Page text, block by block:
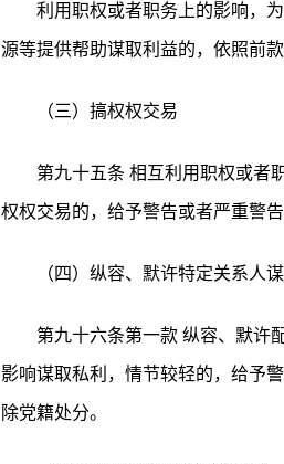
利用职权或者职务上的影响，
源等提供帮助谋取利益的，依照前款
（三）搞权权交易
第九十五条 相互利用职权或者
权权交易的，给予警告或者严重警
（四）纵容、默许特定关系人
第九十六条第一款 纵容、默许
影响谋取私利，情节较轻的，给予
除党籍处分。